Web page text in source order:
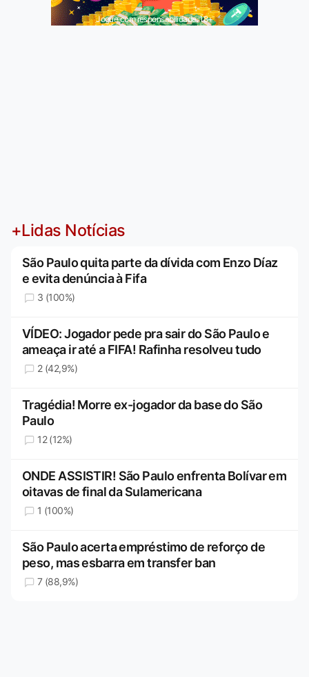
Jogue com responsabilidade. 18+
+Lidas Notícias
São Paulo quita parte da dívida com Enzo Díaz
e evita denúncia à Fifa
3 (100%)
VÍDEO: Jogador pede pra sair do São Paulo e
ameaça ir até a FIFA! Rafinha resolveu tudo
2 (42,9%)
Tragédia! Morre ex-jogador da base do São
Paulo
12 (12%)
ONDE ASSISTIR! São Paulo enfrenta Bolívar em
oitavas de final da Sulamericana
1 (100%)
São Paulo acerta empréstimo de reforço de
peso, mas esbarra em transfer ban
7 (88,9%)